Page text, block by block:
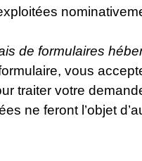
de formulaires
vous
traiter votre
ne feront l’objet